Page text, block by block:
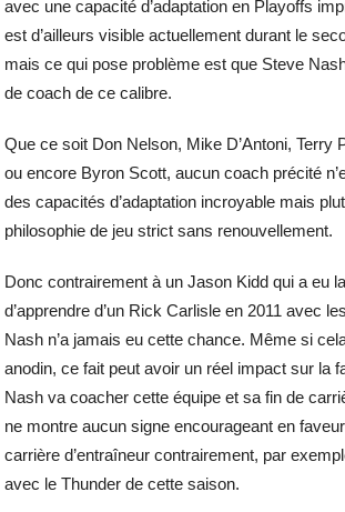
avec une capacité d’adaptation en Playoffs
est d’ailleurs visible actuellement durant le
mais ce qui pose problème est que Steve
de coach de ce calibre.
Que ce soit Don Nelson, Mike D’Antoni, Terry
ou encore Byron Scott, aucun coach précité
des capacités d’adaptation incroyable mais
philosophie de jeu strict sans renouvellement.
Donc contrairement à un Jason Kidd qui a eu
d’apprendre d’un Rick Carlisle en 2011 avec
Nash n’a jamais eu cette chance. Même si
anodin, ce fait peut avoir un réel impact sur la
Nash va coacher cette équipe et sa fin de
ne montre aucun signe encourageant en
carrière d’entraîneur contrairement, par
avec le Thunder de cette saison.